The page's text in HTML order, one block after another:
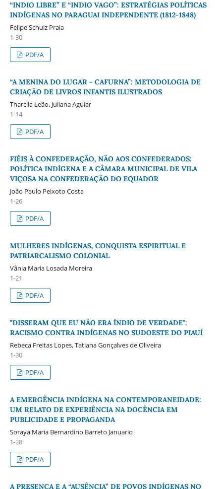
“INDIO LIBRE” E “INDIO VAGO”: ESTRATÉGIAS POLÍTICAS
INDÍGENAS NO PARAGUAI INDEPENDENTE (1812-1848)
Felipe Schulz Praia
1-30
PDF/A
“A MENINA DO LUGAR - CAFURNA”: METODOLOGIA DE
CRIAÇÃO DE LIVROS INFANTIS ILUSTRADOS
Tharcila Leão, Juliana Aguiar
1-14
PDF/A
FIÉIS À CONFEDERAÇÃO, NÃO AOS CONFEDERADOS:
POLÍTICA INDÍGENA E A CÂMARA MUNICIPAL DE VILA
VIÇOSA NA CONFEDERAÇÃO DO EQUADOR
João Paulo Peixoto Costa
1-26
PDF/A
MULHERES INDÍGENAS, CONQUISTA ESPIRITUAL E
PATRIARCALISMO COLONIAL
Vânia Maria Losada Moreira
1-21
PDF/A
"DISSERAM QUE EU NÃO ERA ÍNDIO DE VERDADE":
RACISMO CONTRA INDÍGENAS NO SUDOESTE DO PIAUÍ
Rebeca Freitas Lopes, Tatiana Gonçalves de Oliveira
1-30
PDF/A
A EMERGÊNCIA INDÍGENA NA CONTEMPORANEIDADE:
UM RELATO DE EXPERIÊNCIA NA DOCÊNCIA EM
PUBLICIDADE E PROPAGANDA
Soraya Maria Bernardino Barreto Januario
1-28
PDF/A
A PRESENÇA E A “AUSÊNCIA” DE POVOS INDÍGENAS NO